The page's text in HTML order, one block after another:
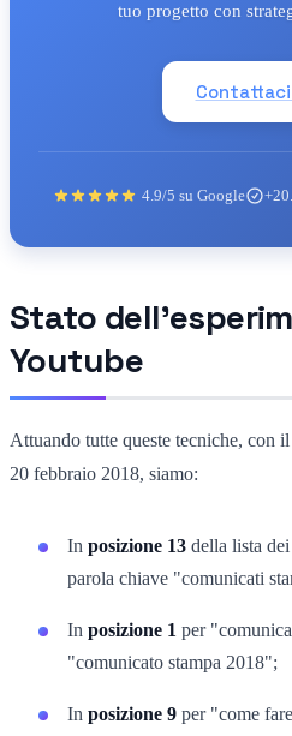
tuo progetto con
4.9/5 su Google
Stato
Youtube
Attuando tutte queste tecniche, con
20 febbraio 2018, siamo:
In posizione 13 della lista
parola chiave "comunicati
In posizione 1 per
"comunicato stampa 2018";
In posizione 9 per "come